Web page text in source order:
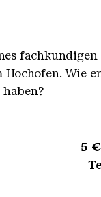
Wie
5 €
Jahre